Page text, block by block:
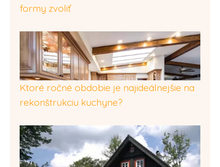
formy zvoliť
Ktoré ročné obdobie je najideálnejšie na
rekonštrukciu kuchyne?